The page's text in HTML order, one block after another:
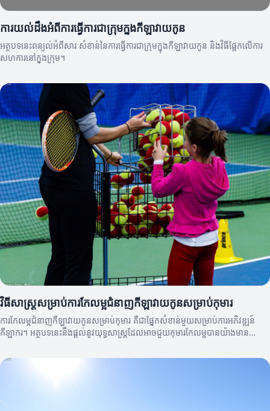
ការយល់ដឹងអំពីការធ្វើការជាក្រុមក្នុងកីឡាវាយកូន
អត្ថបទនេះពន្យល់អំពីសារៈសំខាន់នៃការធ្វើការជាក្រុមក្នុងកីឡាវាយកូន និងវិធីផ្អែកលើការ
សហការនៅក្នុងក្រុម។
វិធីសាស្ត្រសម្រាប់ការកែលម្អជំនាញកីឡាវាយកូនសម្រាប់កុមារ
ការកែលម្អជំនាញកីឡាវាយកូនសម្រាប់កុមារ គឺជាផ្នែកសំខាន់មួយសម្រាប់ការអភិវឌ្ឍន៍
កីឡាករ។ អត្ថបទនេះនឹងផ្តល់នូវយុទ្ធសាស្ត្រដែលអាចជួយកុមារកែលម្អបានយ៉ាងមាន